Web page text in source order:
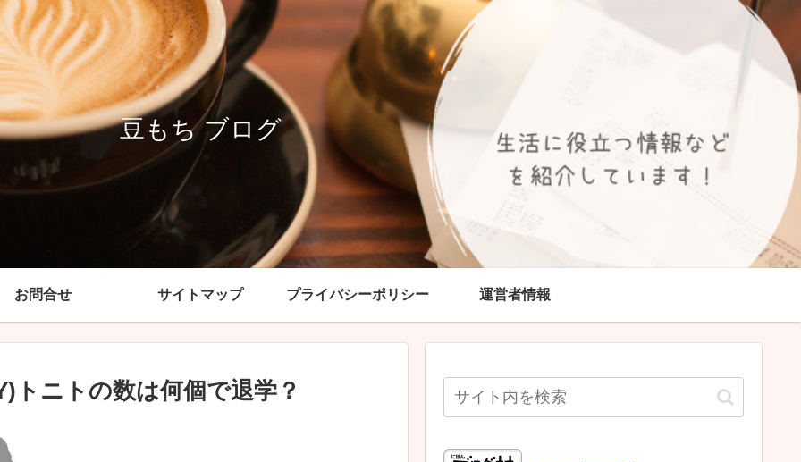
豆もち ブログ
お問合せ サイトマップ プライバシーポリシー 運営者情報
トニトの数は何個で退学？